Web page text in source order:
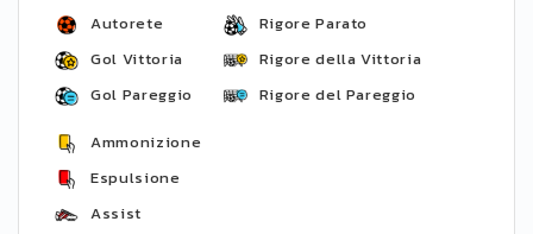
Autorete
Gol Vittoria
Gol Pareggio
Rigore Parato
Rigore della Vittoria
Rigore del Pareggio
Ammonizione
Espulsione
Assist